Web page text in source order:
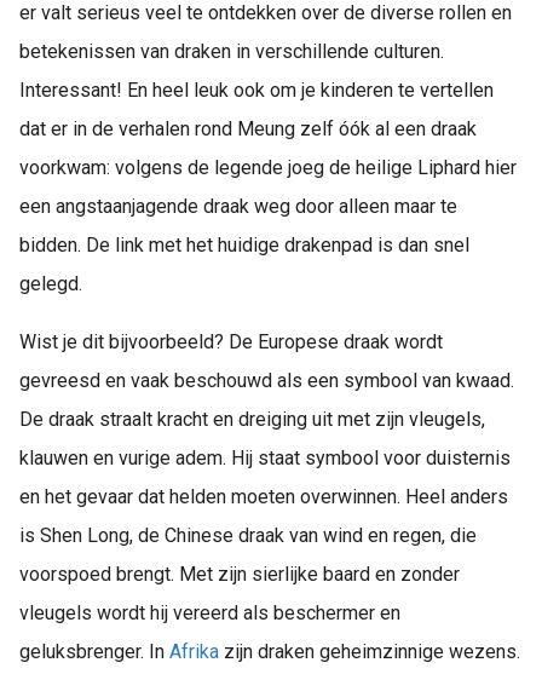
er valt serieus veel te ontdekken over de diverse rollen en
betekenissen van draken in verschillende culturen.
Interessant! En heel leuk ook om je kinderen te vertellen
dat er in de verhalen rond Meung zelf óók al een draak
voorkwam: volgens de legende joeg de heilige Liphard hier
een angstaanjagende draak weg door alleen maar te
bidden. De link met het huidige drakenpad is dan snel
gelegd.
Wist je dit bijvoorbeeld? De Europese draak wordt
gevreesd en vaak beschouwd als een symbool van kwaad.
De draak straalt kracht en dreiging uit met zijn vleugels,
klauwen en vurige adem. Hij staat symbool voor duisternis
en het gevaar dat helden moeten overwinnen. Heel anders
is Shen Long, de Chinese draak van wind en regen, die
voorspoed brengt. Met zijn sierlijke baard en zonder
vleugels wordt hij vereerd als beschermer en
geluksbrenger. In Afrika zijn draken geheimzinnige wezens.